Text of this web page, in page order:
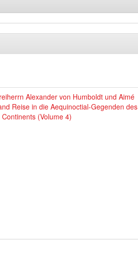
Alexander von Humboldt und Aimé
Reise in die Aequinoctial-Gegenden des
(Volume 4)